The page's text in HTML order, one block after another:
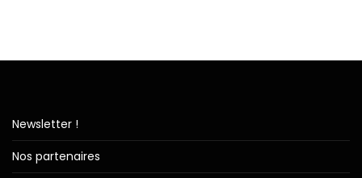
Newsletter !
Nos partenaires